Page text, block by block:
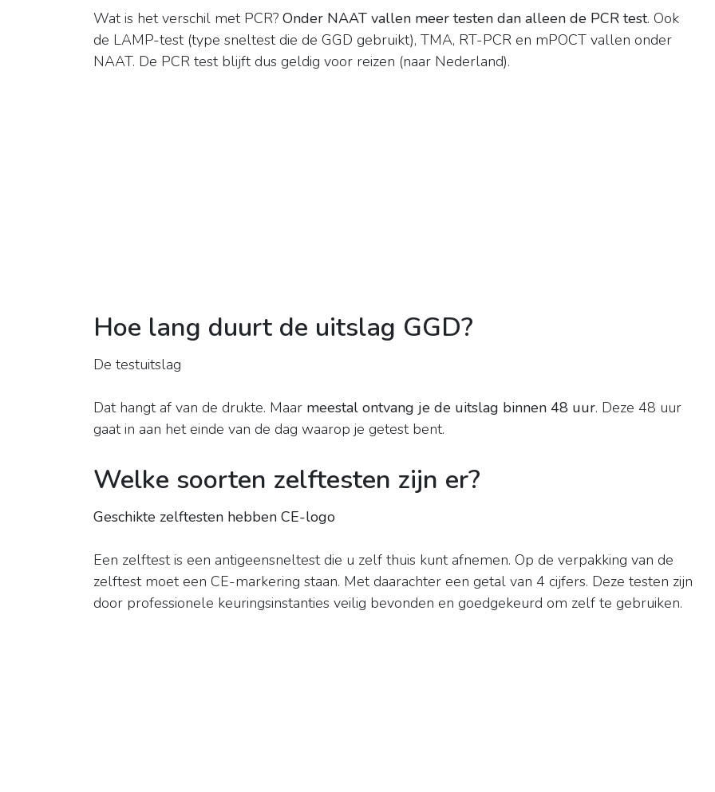
Wat is het verschil met PCR? Onder NAAT vallen meer testen dan alleen de PCR test. Ook
de LAMP-test (type sneltest die de GGD gebruikt), TMA, RT-PCR en mPOCT vallen onder
NAAT. De PCR test blijft dus geldig voor reizen (naar Nederland).
Hoe lang duurt de uitslag GGD?
De testuitslag
Dat hangt af van de drukte. Maar meestal ontvang je de uitslag binnen 48 uur. Deze 48 uur
gaat in aan het einde van de dag waarop je getest bent.
Welke soorten zelftesten zijn er?
Geschikte zelftesten hebben CE-logo
Een zelftest is een antigeensneltest die u zelf thuis kunt afnemen. Op de verpakking van de
zelftest moet een CE-markering staan. Met daarachter een getal van 4 cijfers. Deze testen zijn
door professionele keuringsinstanties veilig bevonden en goedgekeurd om zelf te gebruiken.